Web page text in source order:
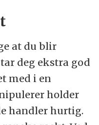
at du blir
deg ekstra god
med i en
holder
handler hurtig.